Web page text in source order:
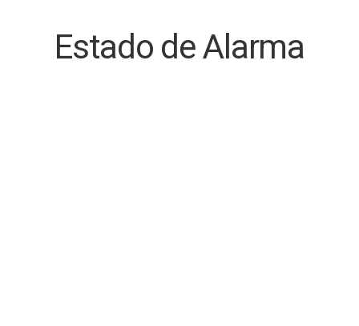
Estado de Alarma